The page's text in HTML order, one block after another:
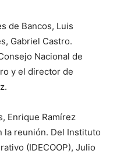
de Bancos, Luis
Gabriel Castro.
Nacional de
y el director de
Enrique Ramírez
la reunión. Del Instituto
(IDECOOP), Julio